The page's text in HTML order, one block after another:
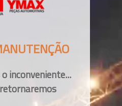
inconveniente...